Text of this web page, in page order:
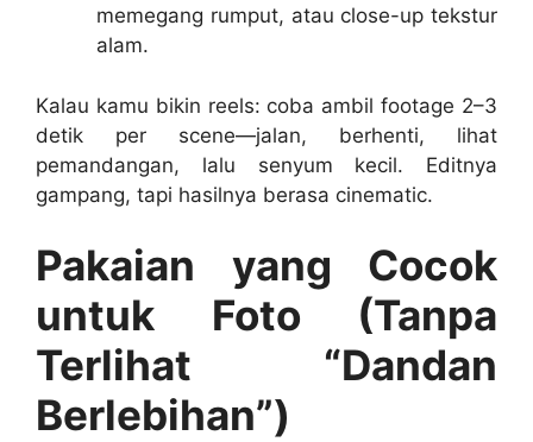
memegang rumput, atau close-up tekstur
alam.
Kalau kamu bikin reels: coba ambil footage 2–3
detik per scene—jalan, berhenti, lihat
pemandangan, lalu senyum kecil. Editnya
gampang, tapi hasilnya berasa cinematic.
Pakaian yang Cocok
untuk Foto (Tanpa
Terlihat “Dandan
Berlebihan”)